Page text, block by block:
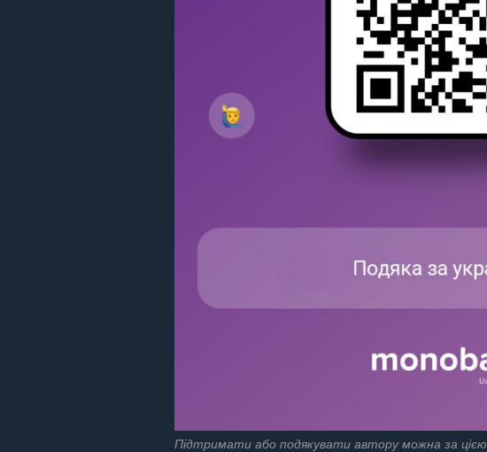
Підтримати або подякувати автору можна за цією